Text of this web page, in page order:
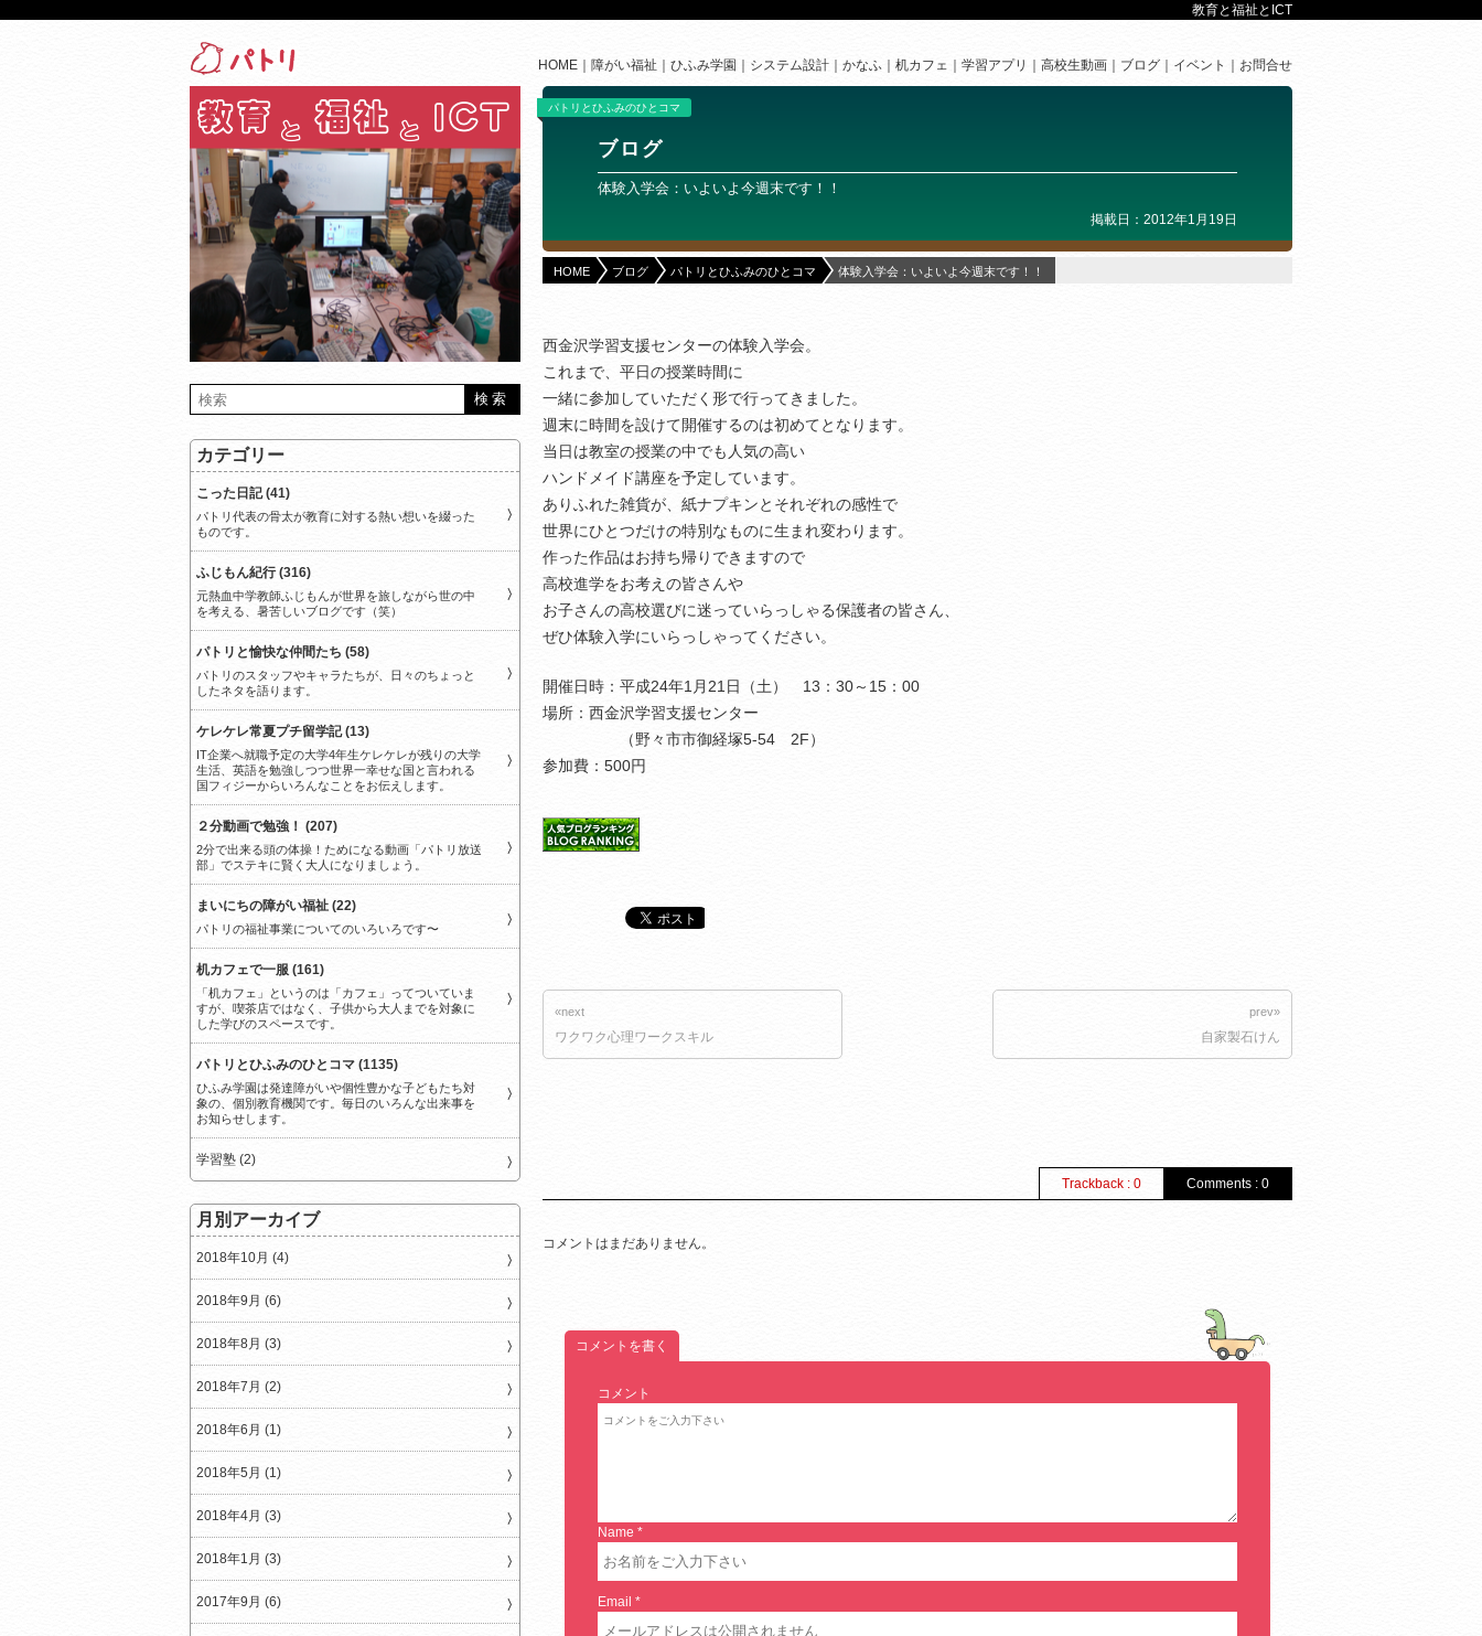
教育と福祉とICT
HOME 障がい福祉 ひふみ学園 システム設計 かなふ 机カフェ 学習アプリ 高校生動画 ブログ イベント お問合せ
パトリとひふみのひとコマ
ブログ
体験入学会：いよいよ今週末です！！
掲載日：2012年1月19日
HOME ブログ パトリとひふみのひとコマ 体験入学会：いよいよ今週末です！！
西金沢学習支援センターの体験入学会。
これまで、平日の授業時間に
一緒に参加していただく形で行ってきました。
週末に時間を設けて開催するのは初めてとなります。
当日は教室の授業の中でも人気の高い
ハンドメイド講座を予定しています。
ありふれた雑貨が、紙ナプキンとそれぞれの感性で
世界にひとつだけの特別なものに生まれ変わります。
作った作品はお持ち帰りできますので
高校進学をお考えの皆さんや
お子さんの高校選びに迷っていらっしゃる保護者の皆さん、
ぜひ体験入学にいらっしゃってください。
開催日時：平成24年1月21日（土） 13：30～15：00
場所：西金沢学習支援センター
（野々市市御経塚5-54 2F）
参加費：500円
«next
ワクワク心理ワークスキル
prev»
自家製石けん
Comments : 0
Trackback : 0
コメントはまだありません。
コメントを書く
コメント
Name *
Email *
カテゴリー
こった日記 (41)
パトリ代表の骨太が教育に対する熱い想いを綴った
ものです。
ふじもん紀行 (316)
元熱血中学教師ふじもんが世界を旅しながら世の中
を考える、暑苦しいブログです（笑）
パトリと愉快な仲間たち (58)
パトリのスタッフやキャラたちが、日々のちょっと
したネタを語ります。
ケレケレ常夏プチ留学記 (13)
IT企業へ就職予定の大学4年生ケレケレが残りの大学
生活、英語を勉強しつつ世界一幸せな国と言われる
国フィジーからいろんなことをお伝えします。
２分動画で勉強！ (207)
2分で出来る頭の体操！ためになる動画「パトリ放送
部」でステキに賢く大人になりましょう。
まいにちの障がい福祉 (22)
パトリの福祉事業についてのいろいろです〜
机カフェで一服 (161)
「机カフェ」というのは「カフェ」ってついていま
すが、喫茶店ではなく、子供から大人までを対象に
した学びのスペースです。
パトリとひふみのひとコマ (1135)
ひふみ学園は発達障がいや個性豊かな子どもたち対
象の、個別教育機関です。毎日のいろんな出来事を
お知らせします。
学習塾 (2)
月別アーカイブ
2018年10月 (4)
2018年9月 (6)
2018年8月 (3)
2018年7月 (2)
2018年6月 (1)
2018年5月 (1)
2018年4月 (3)
2018年1月 (3)
2017年9月 (6)